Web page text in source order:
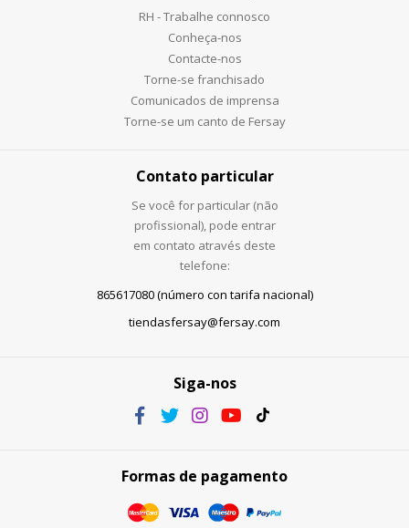
RH - Trabalhe connosco
Conheça-nos
Contacte-nos
Torne-se franchisado
Comunicados de imprensa
Torne-se um canto de Fersay
Contato particular
Se você for particular (não
profissional), pode entrar
em contato através deste
telefone:
865617080 (número con tarifa nacional)
tiendasfersay@fersay.com
Siga-nos
Formas de pagamento